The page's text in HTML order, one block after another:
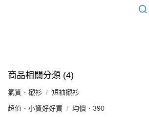
商品相關分類 (4)
氣質．襯衫 短袖襯衫
超值．小資好好買 均價．390